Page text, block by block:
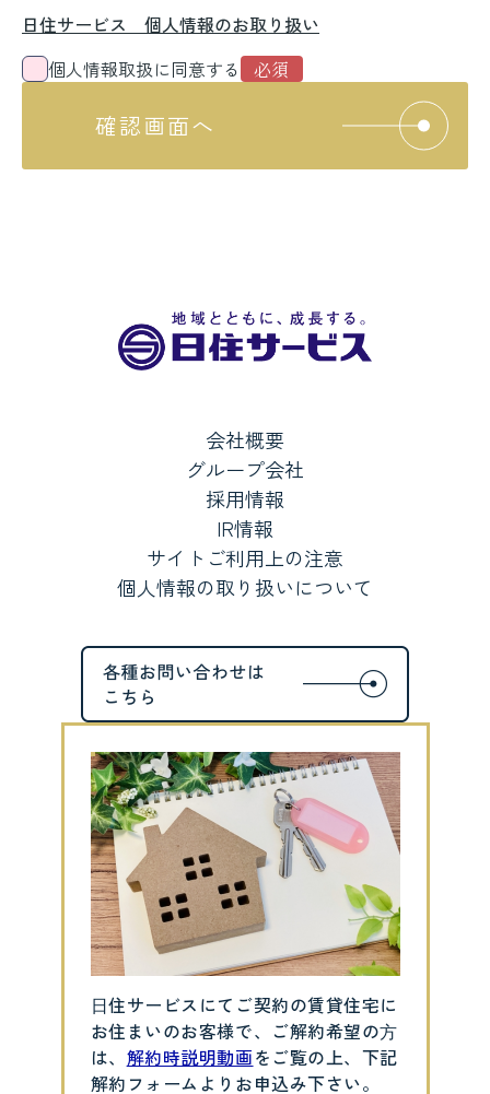
日住サービス 個人情報のお取り扱い
個人情報取扱に同意する
確認画面へ
会社概要
グループ会社
採用情報
IR情報
サイトご利用上の注意
個人情報の取り扱いについて
⽇住サービスにてご契約の賃貸住宅に
お住まいのお客様で、ご解約希望の⽅
は、 解約時説明動画をご覧の上、下記
解約フォームよりお申込み下さい。